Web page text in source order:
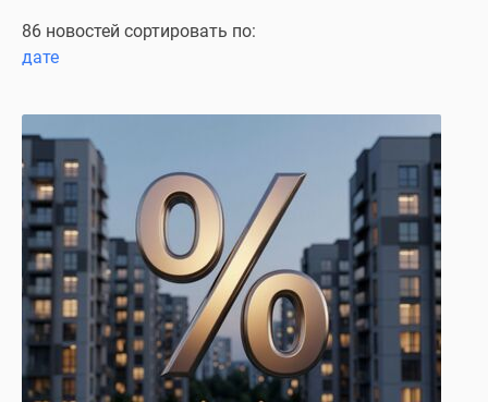
Специальные
предложения
Продавцы
застройщики
Панорамы
новостроек
Видеообзор
новостроек
Экспертиза
новостроек
Экология
Москвы
86 новостей сортировать по:
дате